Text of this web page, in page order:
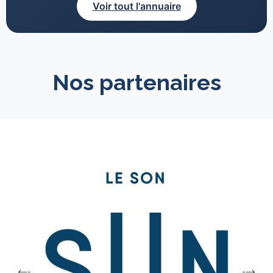
Voir tout l'annuaire
Nos partenaires